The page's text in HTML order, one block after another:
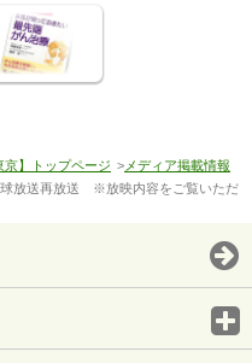
】トップページ > メディア掲載情報
放送再放送 ※放映内容をご覧いただ